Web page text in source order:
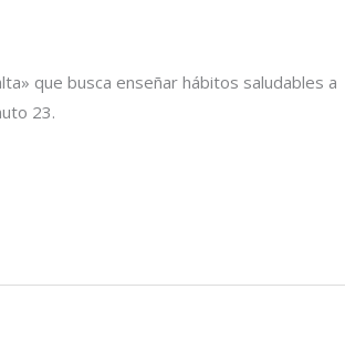
que busca enseñar hábitos saludables a
23.